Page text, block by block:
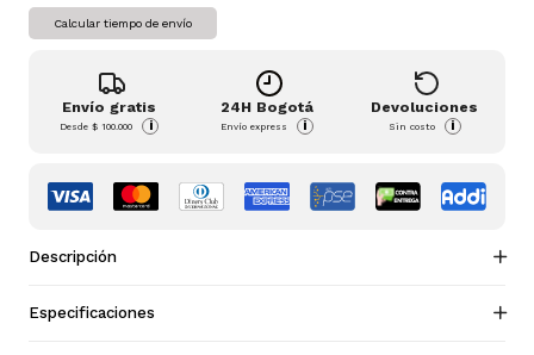
Calcular tiempo de envío
Envío gratis
Desde$ 100.000 i
24H Bogotá
Envío express i
Devoluciones
Sin costo i
Descripción
Especificaciones